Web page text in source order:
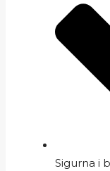
Sigurna i